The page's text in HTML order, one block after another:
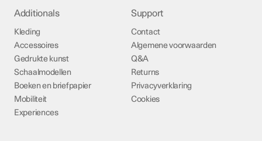
Additionals
Kleding
Accessoires
Gedrukte kunst
Schaalmodellen
Boeken en briefpapier
Mobiliteit
Experiences
Support
Contact
Algemene voorwaarden
Q&A
Returns
Privacyverklaring
Cookies